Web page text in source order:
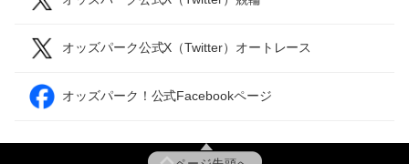
オッズパーク公式X（Twitter）オートレース
オッズパーク！公式Facebookページ